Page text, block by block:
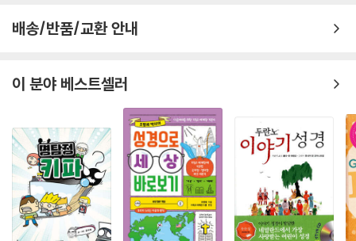
배송/반품/교환 안내
이 분야 베스트셀러